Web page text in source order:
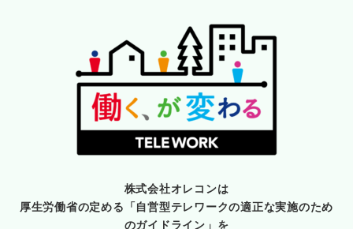
株式会社オレコンは
厚生労働省の定める 「自営型テレワークの適正な実施のため
のガイドライン」を